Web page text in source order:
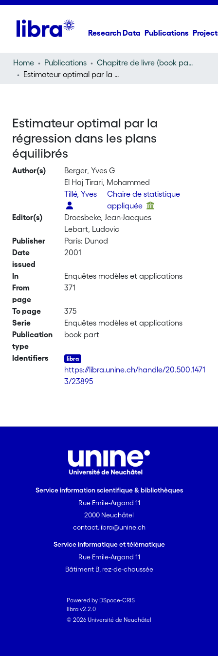
Research Data Publications
Home Publications
Chapitre de livre (book part)
Estimateur optimal par la régression dans les plans équilibrés
Estimateur optimal par la
régression dans les plans
équilibrés
Author(s)
Berger, Yves G
El Haj Tirari, Mohammed
Tillé, Yves
Chaire de statistique
appliquée
Editor(s)
Droesbeke, Jean-Jacques
Lebart, Ludovic
Publisher
Paris: Dunod
Date
issued
2001
In
Enquêtes modèles et applications
From
page
371
To page
375
Serie
Enquêtes modèles et applications
Publication
type
book part
Identifiers
https://libra.unine.ch/handle/20.500.1471
3/23895
Service information scientifique & bibliothèques
Rue Emile-Argand 11
2000 Neuchâtel
contact.libra@unine.ch
Service informatique et télématique
Rue Emile-Argand 11
Bâtiment B, rez-de-chaussée
Powered by DSpace-CRIS
libra v2.2.0
© 2026 Université de Neuchâtel